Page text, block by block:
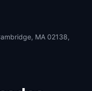
MA 02138,